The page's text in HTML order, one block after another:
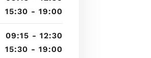
15:30 - 19:00
09:15 - 12:30
15:30 - 19:00